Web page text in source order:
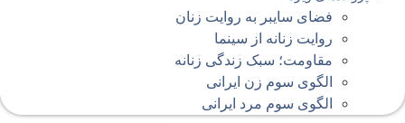
فضای سایبر به روایت زنان
روایت زنانه از سینما
مقاومت؛ سبک زندگی زنانه
الگوی سوم زن ایرانی
الگوی سوم مرد ایرانی